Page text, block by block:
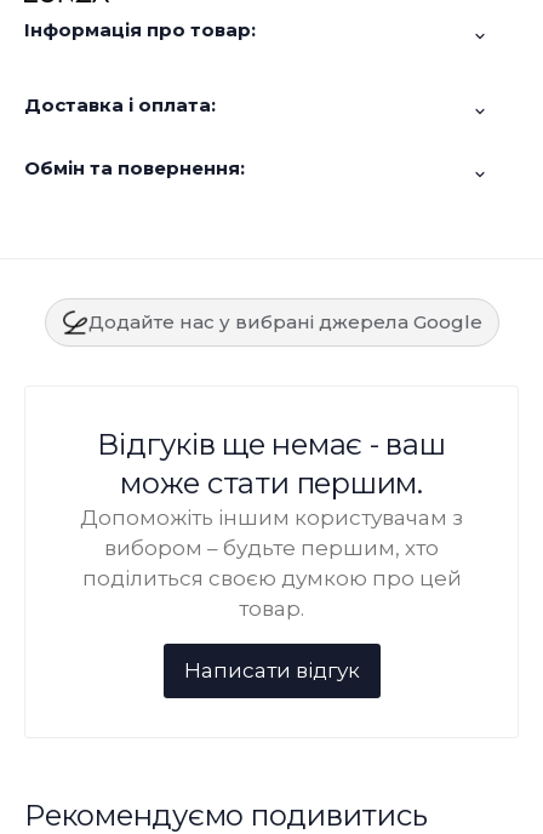
Інформація про товар:
Доставка і оплата:
Обмін та повернення:
Додайте нас у вибрані джерела Google
Відгуків ще немає - ваш
може стати першим.
Допоможіть іншим користувачам з
вибором – будьте першим, хто
поділиться своєю думкою про цей
товар.
Рекомендуємо подивитись